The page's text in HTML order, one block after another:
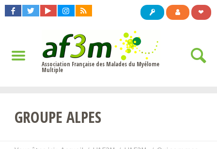
❤
Association Française des Malades du Myélome
Multiple
GROUPE ALPES